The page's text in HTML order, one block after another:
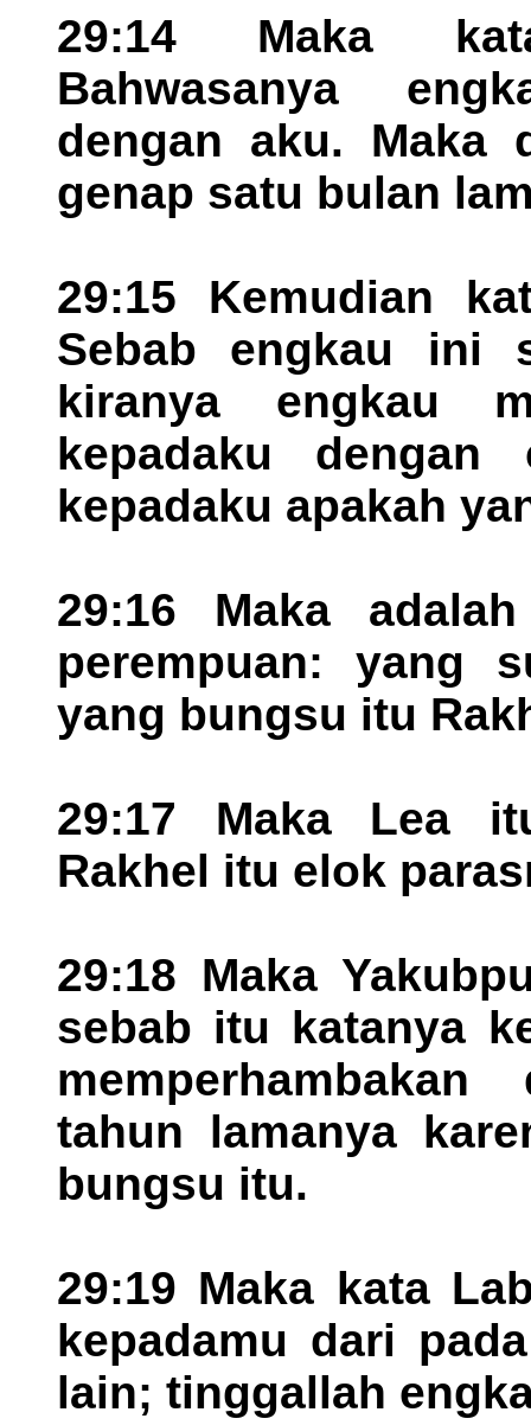
29:14 Maka
Bahwasanya
dengan aku. Maka
genap satu bulan
29:15 Kemudian
Sebab engkau ini
kiranya engkau
kepadaku dengan
kepadaku apakah
29:16 Maka
perempuan: yang
yang bungsu itu
29:17 Maka Lea
Rakhel itu elok
29:18 Maka
sebab itu katanya
tahun lamanya
bungsu itu.
29:19 Maka kata
kepadamu dari
lain; tinggallah